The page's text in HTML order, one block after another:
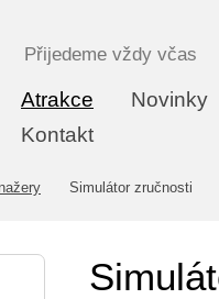
Atrakce
Novinky
Kontakt
Přijedeme vždy včas
Simulátor zručnosti